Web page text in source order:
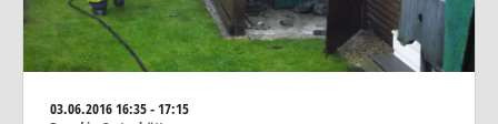
03.06.201616:35 - 17:15